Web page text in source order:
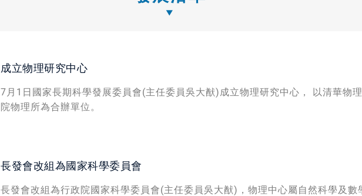
成立物理研究中心
7月1日國家長期科學發展委員會(主任委員吳大猷)成立物理研究中心， 以清華物
院物理所為合辦單位。
長發會改組為國家科學委員會
長發會改組為行政院國家科學委員會(主任委員吳大猷)，物理中心屬自然科學及